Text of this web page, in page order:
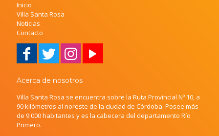
Inicio
Villa Santa Rosa
Noticias
Contacto
Acerca de nosotros
Villa Santa Rosa se encuentra sobre la Ruta Provincial Nº 10, a
90 kilómetros al noreste de la ciudad de Córdoba. Posee más
de 9.000 habitantes y es la cabecera del departamento Río
Primero.